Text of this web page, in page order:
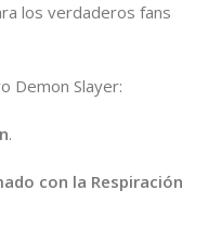
los verdaderos fans
Demon Slayer:
.
con la Respiración